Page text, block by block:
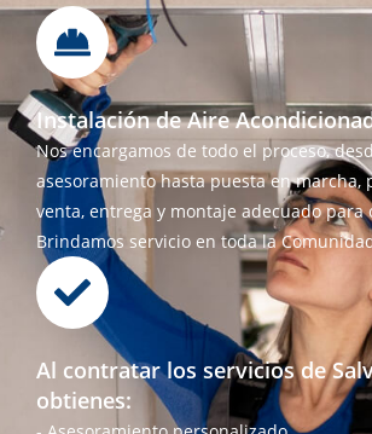
Instalación de Aire
Nos encargamos de todo el proceso,
asesoramiento hasta puesta en marcha,
venta, entrega y montaje adecuado para
Brindamos servicio en toda la
Al contratar los servicios de
obtienes: